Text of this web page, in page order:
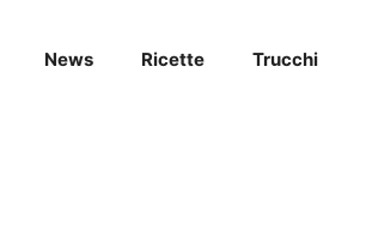
News Ricette Trucchi